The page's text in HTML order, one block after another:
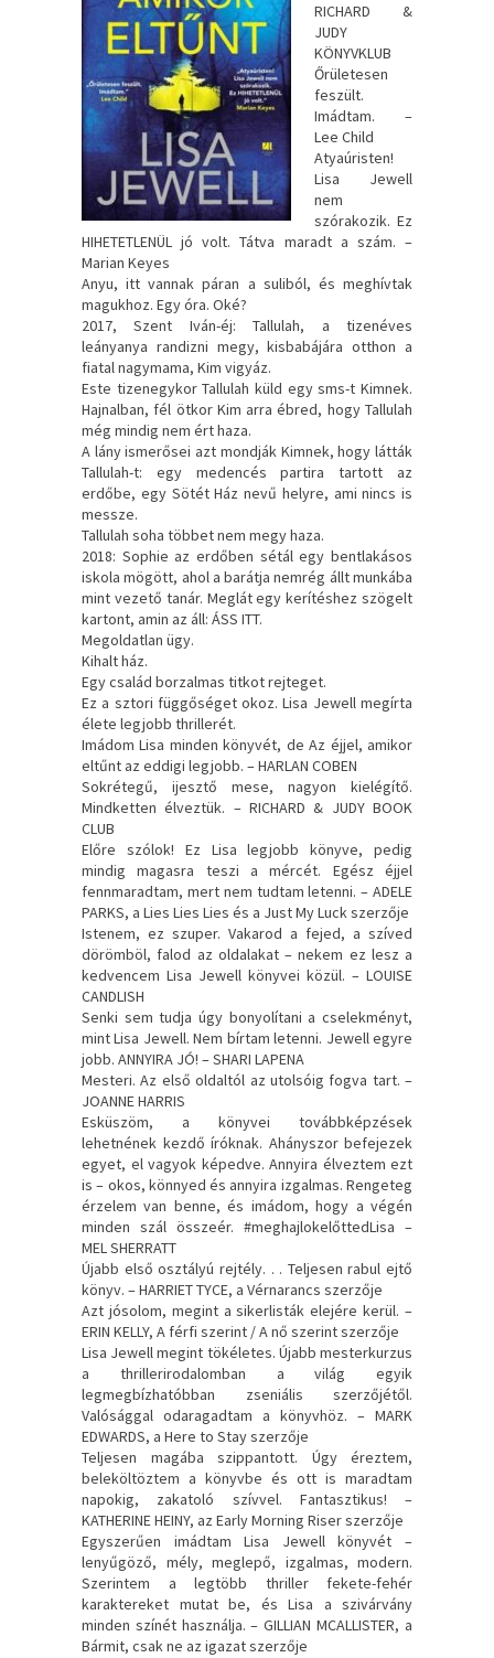
RICHARD ​&
JUDY
KÖNYVKLUB
Őrületesen
feszült.
Imádtam. –
Lee Child
Atyaúristen!
Lisa Jewell
nem
szórakozik. Ez
HIHETETLENÜL jó volt. Tátva maradt a szám. –
Marian Keyes
Anyu, itt vannak páran a suliból, és meghívtak
magukhoz. Egy óra. Oké?
2017, Szent Iván-éj: Tallulah, a tizenéves
leányanya randizni megy, kisbabájára otthon a
fiatal nagymama, Kim vigyáz.
Este tizenegykor Tallulah küld egy sms-t Kimnek.
Hajnalban, fél ötkor Kim arra ébred, hogy Tallulah
még mindig nem ért haza.
A lány ismerősei azt mondják Kimnek, hogy látták
Tallulah-t: egy medencés partira tartott az
erdőbe, egy Sötét Ház nevű helyre, ami nincs is
messze.
Tallulah soha többet nem megy haza.
2018: Sophie az erdőben sétál egy bentlakásos
iskola mögött, ahol a barátja nemrég állt munkába
mint vezető tanár. Meglát egy kerítéshez szögelt
kartont, amin az áll: ÁSS ITT.
Megoldatlan ügy.
Kihalt ház.
Egy család borzalmas titkot rejteget.
Ez a sztori függőséget okoz. Lisa Jewell megírta
élete legjobb thrillerét.
Imádom Lisa minden könyvét, de Az éjjel, amikor
eltűnt az eddigi legjobb. – HARLAN COBEN
Sokrétegű, ijesztő mese, nagyon kielégítő.
Mindketten élveztük. – RICHARD & JUDY BOOK
CLUB
Előre szólok! Ez Lisa legjobb könyve, pedig
mindig magasra teszi a mércét. Egész éjjel
fennmaradtam, mert nem tudtam letenni. – ADELE
PARKS, a Lies Lies Lies és a Just My Luck szerzője
Istenem, ez szuper. Vakarod a fejed, a szíved
dörömböl, falod az oldalakat – nekem ez lesz a
kedvencem Lisa Jewell könyvei közül. – LOUISE
CANDLISH
Senki sem tudja úgy bonyolítani a cselekményt,
mint Lisa Jewell. Nem bírtam letenni. Jewell egyre
jobb. ANNYIRA JÓ! – SHARI LAPENA
Mesteri. Az első oldaltól az utolsóig fogva tart. –
JOANNE HARRIS
Esküszöm, a könyvei továbbképzések
lehetnének kezdő íróknak. Ahányszor befejezek
egyet, el vagyok képedve. Annyira élveztem ezt
is – okos, könnyed és annyira izgalmas. Rengeteg
érzelem van benne, és imádom, hogy a végén
minden szál összeér. #meghajlokelőttedLisa –
MEL SHERRATT
Újabb első osztályú rejtély. . . Teljesen rabul ejtő
könyv. – HARRIET TYCE, a Vérnarancs szerzője
Azt jósolom, megint a sikerlisták elejére kerül. –
ERIN KELLY, A férfi szerint / A nő szerint szerzője
Lisa Jewell megint tökéletes. Újabb mesterkurzus
a thrillerirodalomban a világ egyik
legmegbízhatóbban zseniális szerzőjétől.
Valósággal odaragadtam a könyvhöz. – MARK
EDWARDS, a Here to Stay szerzője
Teljesen magába szippantott. Úgy éreztem,
beleköltöztem a könyvbe és ott is maradtam
napokig, zakatoló szívvel. Fantasztikus! –
KATHERINE HEINY, az Early Morning Riser szerzője
Egyszerűen imádtam Lisa Jewell könyvét –
lenyűgöző, mély, meglepő, izgalmas, modern.
Szerintem a legtöbb thriller fekete-fehér
karaktereket mutat be, és Lisa a szivárvány
minden színét használja. – GILLIAN MCALLISTER, a
Bármit, csak ne az igazat szerzője